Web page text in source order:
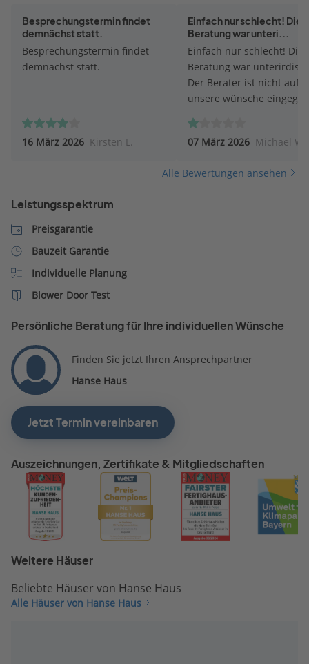
Besprechungstermin findet
demnächst statt.
Besprechungstermin findet
demnächst statt.
16 März 2026 Kirsten L.
Einfach nur schlecht! Die
Beratung war unteri...
Einfach nur schlecht! Die
Beratung war
Der Berater ist nicht auf
unsere wünsche
07 März 2026 Michael W.
Alle Bewertungen ansehen
Leistungsspektrum
Preisgarantie
Bauzeit Garantie
Individuelle Planung
Blower Door Test
Persönliche Beratung für Ihre individuellen Wünsche
Finden Sie jetzt Ihren Ansprechpartner
Hanse Haus
Jetzt Termin vereinbaren
Auszeichnungen, Zertifikate & Mitgliedschaften
Weitere Häuser
Beliebte Häuser von Hanse Haus
Alle Häuser von Hanse Haus